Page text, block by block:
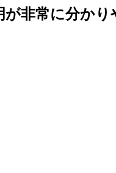
非常に分かり